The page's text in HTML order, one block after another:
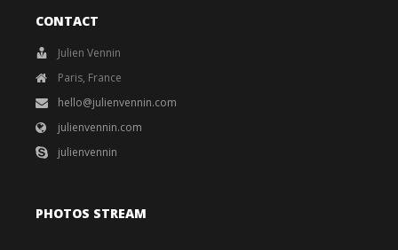
CONTACT
Julien Vennin
Paris, France
hello@julienvennin.com
julienvennin.com
julienvennin
PHOTOS STREAM